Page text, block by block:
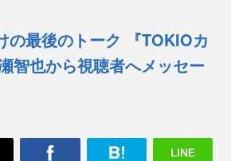
の最後のトーク 『TOKIOカ
智也から視聴者へメッセー